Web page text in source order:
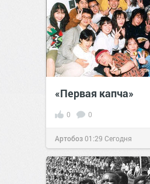
«Первая капча»
0 0
Артобоз01:29 Сегодня